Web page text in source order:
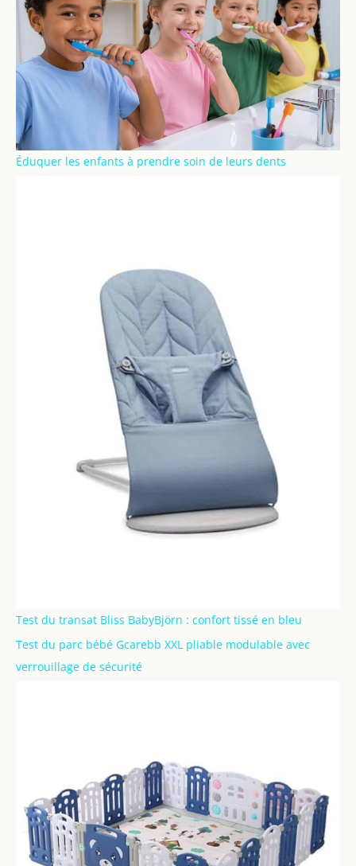
Éduquer les enfants à prendre soin de leurs dents
Test du transat Bliss BabyBjörn : confort tissé en bleu
Test du parc bébé Gcarebb XXL pliable modulable avec
verrouillage de sécurité